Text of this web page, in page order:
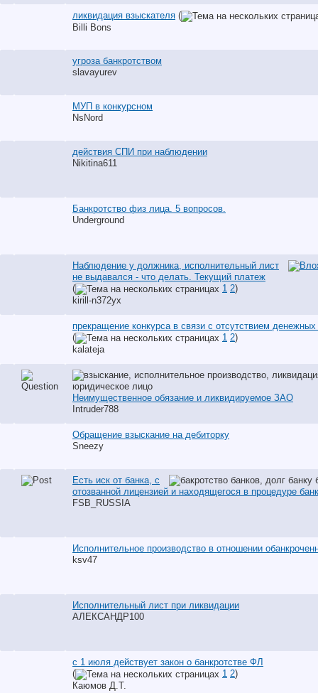
ликвидация взыскателя (
Billi Bons
угроза банкротством
slavayurev
МУП в конкурсном
NsNord
действия СПИ при наблюдении
Nikitina611
Банкротство физ лица. 5 вопросов.
Underground
Наблюдение у должника, исполнительный лист
не выдавался - что делать. Текущий платеж
(
1 2)
kirill-n372yx
прекращение конкурса в связи с отсутствием денежных
(
1 2)
kalateja
Неимущественное обязание и ликвидируемое ЗАО
Intruder788
Обращение взыскание на дебиторку
Sneezy
Есть иск от банка, с
отозванной лицензией и находящегося в процедуре
FSB_RUSSIA
Исполнительное производство в отношении
ksv47
Исполнительный лист при ликвидации
АЛЕКСАНДР100
с 1 июля действует закон о банкротстве ФЛ
(
1 2)
Каюмов Д.Т.